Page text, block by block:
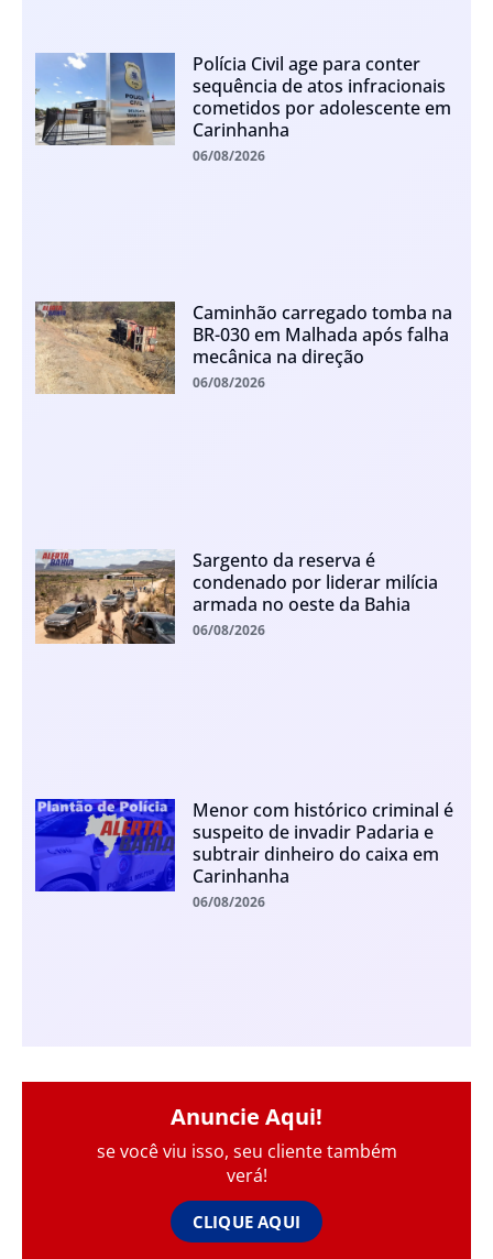
Polícia Civil age para conter
sequência de atos infracionais
cometidos por adolescente em
Carinhanha
06/08/2026
Caminhão carregado tomba na
BR-030 em Malhada após falha
mecânica na direção
06/08/2026
Sargento da reserva é
condenado por liderar milícia
armada no oeste da Bahia
06/08/2026
Menor com histórico criminal é
suspeito de invadir Padaria e
subtrair dinheiro do caixa em
Carinhanha
06/08/2026
Anuncie Aqui!
se você viu isso, seu cliente também
verá!
CLIQUE AQUI